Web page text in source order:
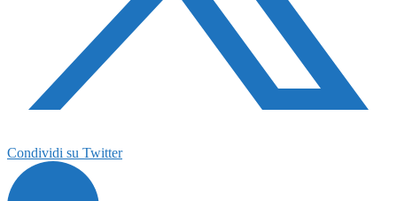
Condividi su Twitter